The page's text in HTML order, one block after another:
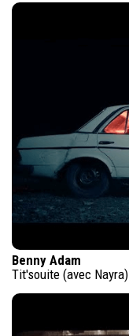
Benny Adam
Tit'souite (avec Nayra)